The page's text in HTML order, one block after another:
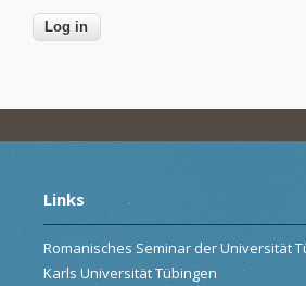
Links
Romanisches Seminar der Universität
Karls Universität Tübingen